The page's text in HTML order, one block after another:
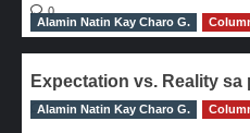
0
Alamin Natin Kay Charo G.
Expectation vs. Reality
0
Alamin Natin Kay Charo G.